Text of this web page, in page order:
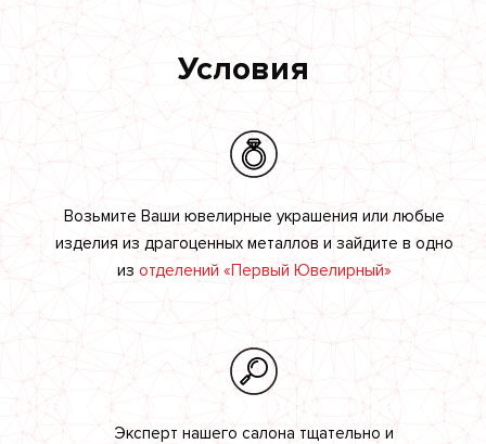
Условия
Возьмите Ваши ювелирные украшения или любые
изделия из драгоценных металлов и зайдите в одно
из отделений «Первый Ювелирный»
Эксперт нашего салона тщательно и